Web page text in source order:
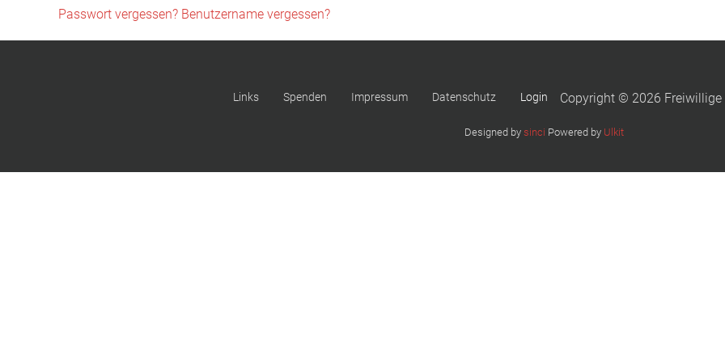
Passwort vergessen? Benutzername vergessen?
Links Spenden Impressum Datenschutz Login Copyright © 2026 Freiwillige
Designed by sinci Powered by Ulkit